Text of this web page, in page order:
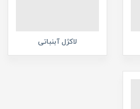
لاکژل آبنباتی